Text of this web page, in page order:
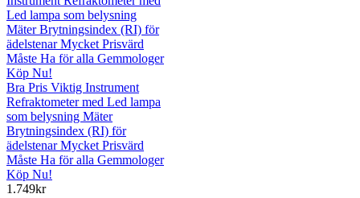
Bra Pris Viktig Instrument
Refraktometer med Led lampa
som belysning Mäter
Brytningsindex (RI) för
ädelstenar Mycket Prisvärd
Måste Ha för alla Gemmologer
Köp Nu!
1.749kr